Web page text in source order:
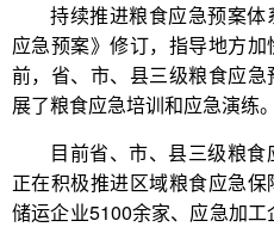
持续推进粮食应急预案
应急预案》修订，指导地方
前，省、市、县三级粮食应
展了粮食应急培训和应急演练。
目前省、市、县三级粮食
正在积极推进区域粮食应急
储运企业5100余家、应急加